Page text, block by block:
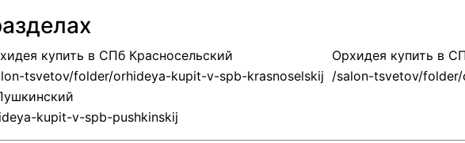
купить в СПб Красносельский Орхидея купить в